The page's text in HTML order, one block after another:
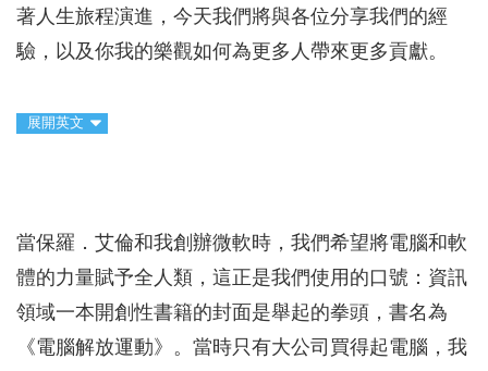
著人生旅程演進，今天我們將與各位分享我們的經
驗，以及你我的樂觀如何為更多人帶來更多貢獻。
展開英文
當保羅．艾倫和我創辦微軟時，我們希望將電腦和軟
體的力量賦予全人類，這正是我們使用的口號：資訊
領域一本開創性書籍的封面是舉起的拳頭，書名為
《電腦解放運動》。當時只有大公司買得起電腦，我